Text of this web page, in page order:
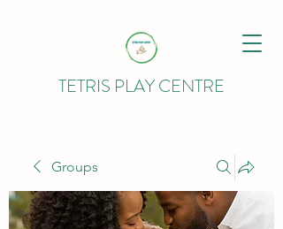
TETRIS PLAY CENTRE
Groups